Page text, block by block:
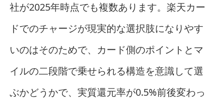
社が2025年時点でも複数あります。楽天カー
ドでのチャージが現実的な選択肢になりやす
いのはそのためで、カード側のポイントとマ
イルの二段階で乗せられる構造を意識して選
ぶかどうかで、実質還元率が0.5%前後変わっ